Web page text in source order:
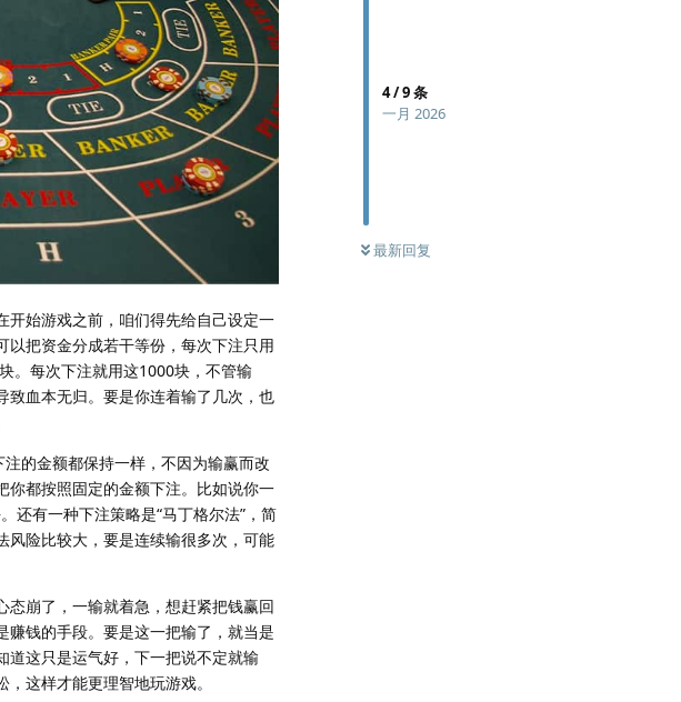
4/9条
一月 2026
最新回复
开始游戏之前，咱们得先给自己设定一
把资金分成若干等份，每次下注只用
。每次下注就用这1000块，不管输
致血本无归。要是你连着输了几次，也
的金额都保持一样，不因为输赢而改
你都按照固定的金额下注。比如说你一
还有一种下注策略是“马丁格尔法”，简
风险比较大，要是连续输很多次，可能
崩了，一输就着急，想赶紧把钱赢回
钱的手段。要是这一把输了，就当是
道这只是运气好，下一把说不定就输
这样才能更理智地玩游戏。